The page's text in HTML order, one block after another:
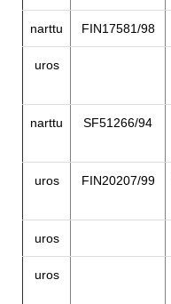
narttu FIN17581/98
uros
narttu SF51266/94
uros FIN20207/99
uros
uros